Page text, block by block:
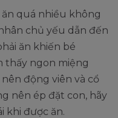
quá nhiều không
chủ yếu dẫn đến
ăn khiến bé
thấy ngon miệng
động viên và cổ
nên ép đặt con, hãy
khi được ăn.